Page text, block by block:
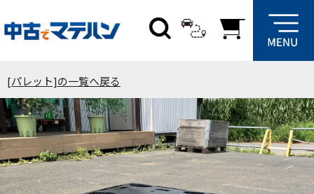
[パレット]の一覧へ戻る